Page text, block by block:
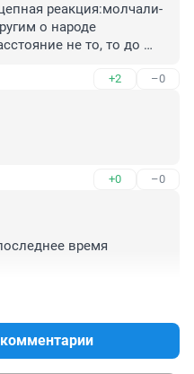
реакция:молчали-
о народе
не то, то до
уйдет,вы вообще
формирующих
поп,займитесь
продается и
обычными
нужно
одночасье?
+2 –0
+0 –0
время